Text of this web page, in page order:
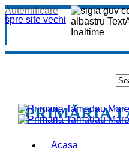
spre site vechi
Autentificare
PRIMĂRIA
Acasa